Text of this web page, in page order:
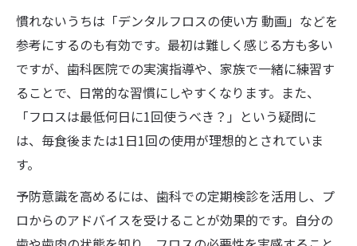
慣れないうちは「デンタルフロスの使い方 動画」などを
参考にするのも有効です。最初は難しく感じる方も多い
ですが、歯科医院での実演指導や、家族で一緒に練習す
ることで、日常的な習慣にしやすくなります。また、
「フロスは最低何日に1回使うべき？」という疑問に
は、毎食後または1日1回の使用が理想的とされていま
す。
予防意識を高めるには、歯科での定期検診を活用し、プ
ロからのアドバイスを受けることが効果的です。自分の